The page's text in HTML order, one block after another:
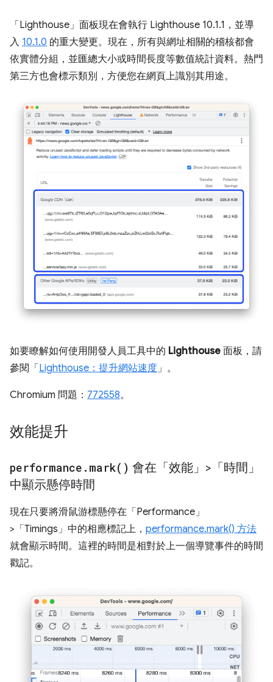
「Lighthouse」 面板現在會執行 Lighthouse 10.1.1，並導
入 10.1.0 的重大變更。現在，所有與網址相關的稽核都會
依實體分組，並匯總大小或時間長度等數值統計資料。熱門
第三方也會標示類別，方便您在網頁上識別其用途。
如要瞭解如何使用開發人員工具中的 Lighthouse 面板，請
參閱「 Lighthouse：提升網站速度」。
Chromium 問題： 772558。
效能提升
performance . mark( ) 會在「效能」>「時間」
中顯示懸停時間
現在只要將滑鼠游標懸停在「Performance」
>「Timings」 中的相應標記上， performance.mark() 方法
就會顯示時間。這裡的時間是相對於上一個導覽事件的時間
戳記。